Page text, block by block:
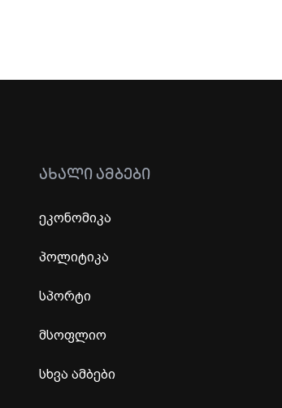
ᲐᲮᲐᲚᲘ ᲐᲛᲑᲔᲑᲘ
ეკონომიკა
პოლიტიკა
სპორტი
მსოფლიო
სხვა ამბები